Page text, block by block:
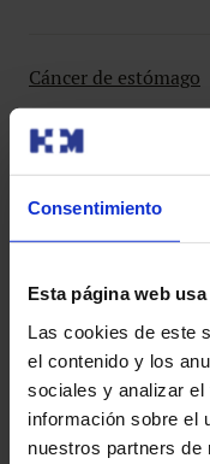
Consentimiento
Esta página web
Las cookies de este
el contenido y los
sociales y analizar
información sobre el
nuestros partners de
Cáncer de estómago
Cáncer de tiroides